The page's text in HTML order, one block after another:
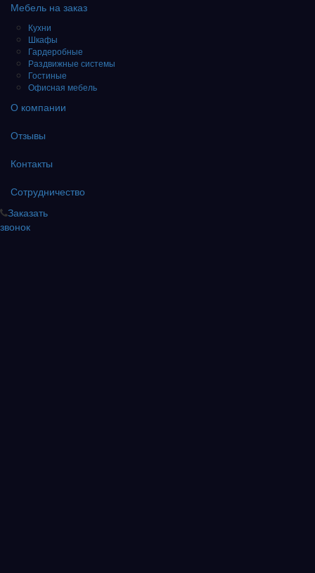
Мебель на заказ
Кухни
Шкафы
Гардеробные
Раздвижные системы
Гостиные
Офисная мебель
О компании
Отзывы
Контакты
Сотрудничество
Заказать
звонок